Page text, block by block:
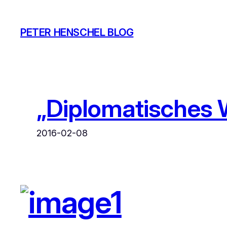
springen
PETER HENSCHEL BLOG
„Diplomatisches
2016-02-08